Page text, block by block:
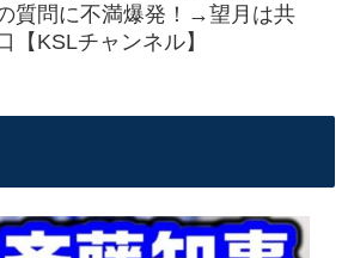
質問に不満爆発！→望月は共
【KSLチャンネル】